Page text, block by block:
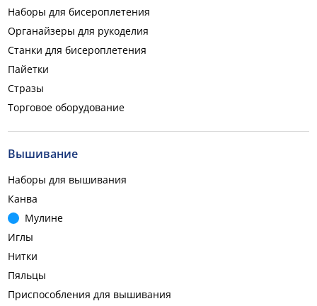
Наборы для бисероплетения
Органайзеры для рукоделия
Станки для бисероплетения
Пайетки
Стразы
Торговое оборудование
Вышивание
Наборы для вышивания
Канва
Мулине
Иглы
Нитки
Пяльцы
Приспособления для вышивания